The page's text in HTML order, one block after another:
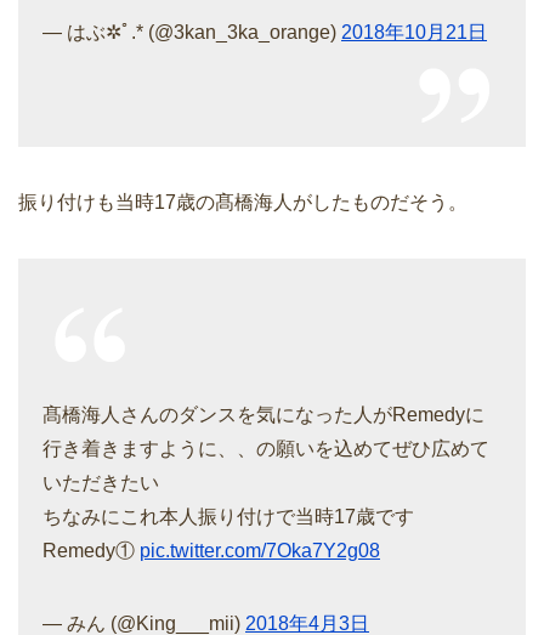
— はぶ✲ﾟ.* (@3kan_3ka_orange) 2018年10月21日
振り付けも当時17歳の髙橋海人がしたものだそう。
髙橋海人さんのダンスを気になった人がRemedyに
行き着きますように、、の願いを込めてぜひ広めて
いただきたい
ちなみにこれ本人振り付けで当時17歳です
Remedy① pic.twitter.com/7Oka7Y2g08
— みん (@King___mii) 2018年4月3日